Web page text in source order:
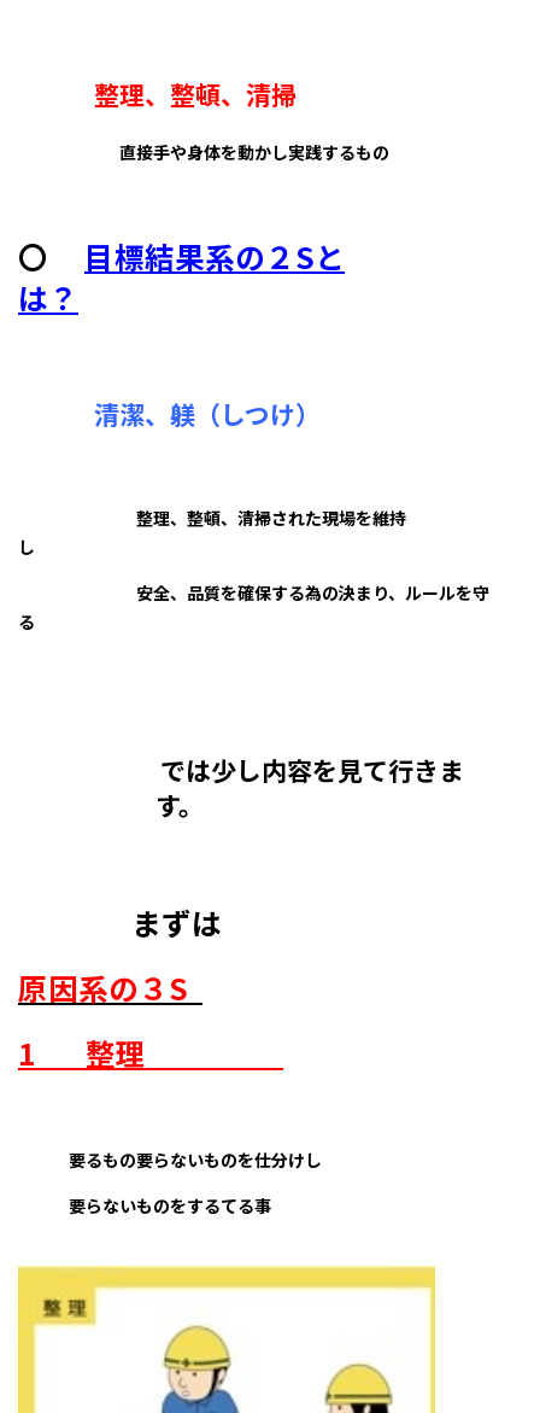
整理、整頓、清掃
直接手や身体を動かし実践するもの
〇 目標結果系の２Sと
は？
清潔、躾（しつけ）
整理、整頓、清掃された現場を維持
し
安全、品質を確保する為の決まり、ルールを守
る
では少し内容を見て行きま
す。
まずは
原因系の３S
1 整理
要るもの要らないものを仕分けし
要らないものをするてる事